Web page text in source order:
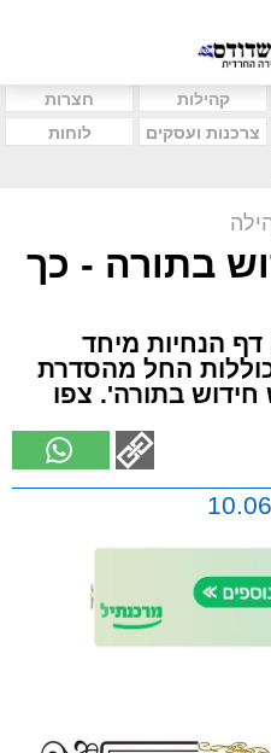
קהילות
חצרות
צרכנות ועסקים
לוחות
בתורה - כך
הנחיות מיחד
החל מהסדרת
בתורה'. צפו